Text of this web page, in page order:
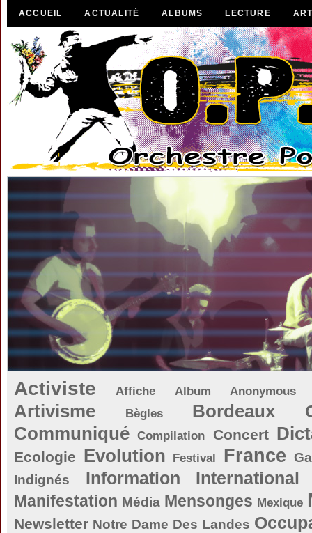
ACCUEIL ACTUALITÉ ALBUMS LECTURE
Activiste Affiche Album Anonymous
Artivisme Bègles Bordeaux
Communiqué Compilation Concert
Ecologie Evolution Festival France
Indignés
Information International
Manifestation Média Mensonges Mexique
Newsletter Notre Dame Des Landes